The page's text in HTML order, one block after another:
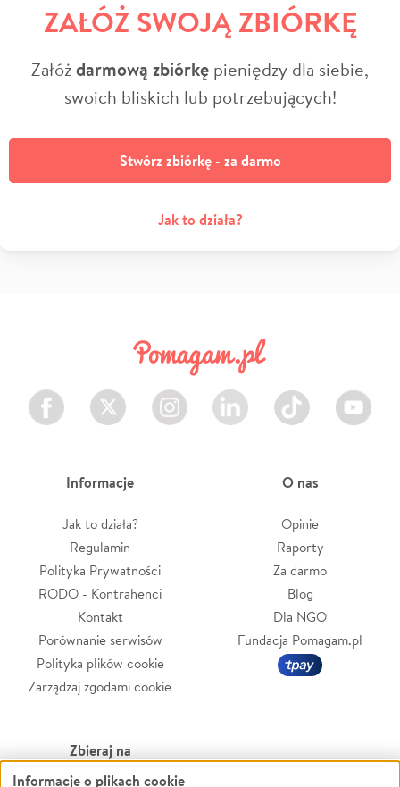
ZAŁÓŻ SWOJĄ ZBIÓRKĘ
Załóżdarmową zbiórkę pieniędzy dla siebie,
swoich bliskich lub potrzebujących!
Stwórz zbiórkę - za darmo
Jak to działa?
Facebook Twitter Instagram LinkedIn TikTok Youtube
Informacje
Jak to działa?
Regulamin
Polityka Prywatności
RODO - Kontrahenci
Kontakt
Porównanie serwisów
Polityka plików cookie
Zarządzaj zgodami cookie
O nas
Opinie
Raporty
Za darmo
Blog
Dla NGO
Fundacja Pomagam.pl
Zbieraj na
Informacje o plikach cookie